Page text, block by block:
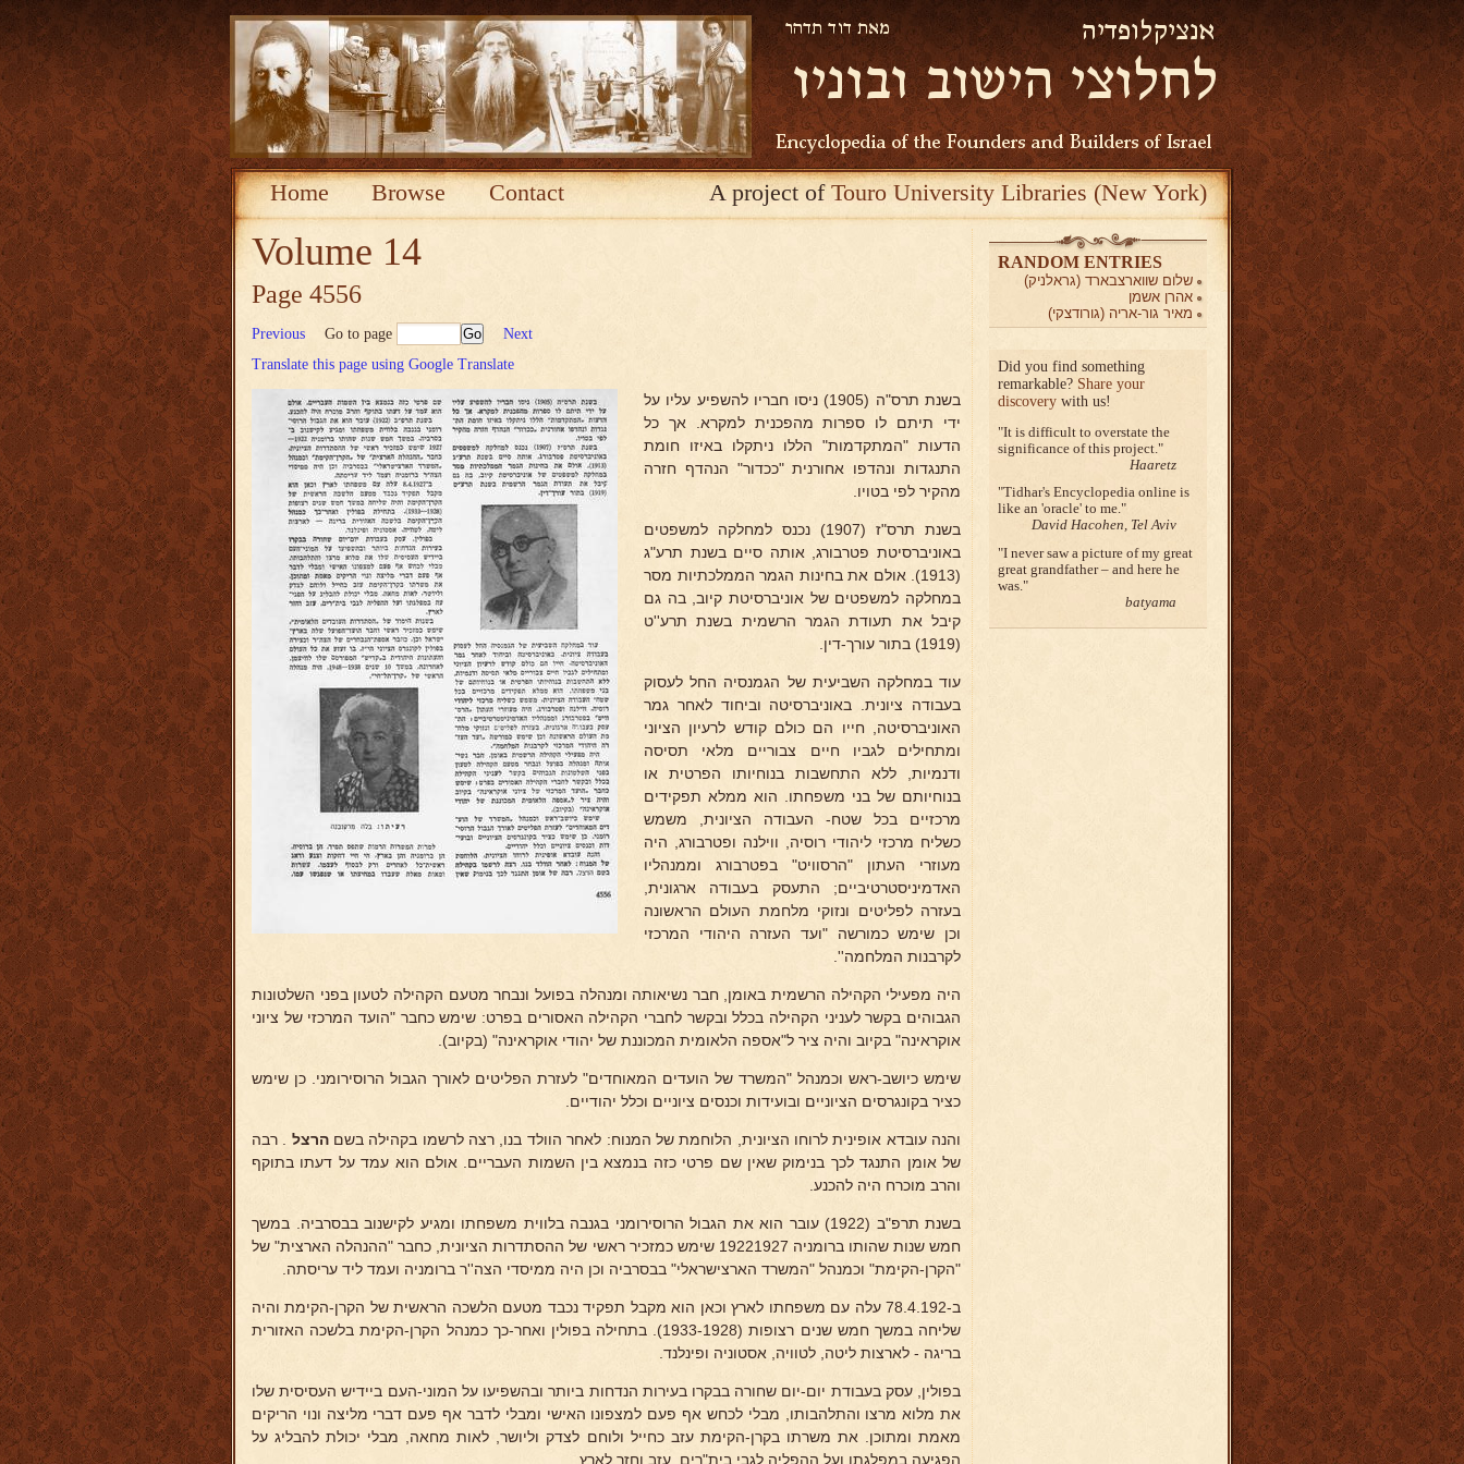
Home Browse Contact A project ofTouro University Libraries (New York)
Volume 14
Page 4556
Previous Go to page
Next
Translate this page using Google Translate
בשנת תרס"ה (1905) ניסו חבריו להשפיע עליו על
ידי תיתם לו ספרות מהפכנית למקרא. אך כל
הדעות "המתקדמות" הללו ניתקלו באיזו חומת
התנגדות ונהדפו אחורנית "ככדור" הנהדף חזרה
מהקיר לפי בטויו.
בשנת תרס"ז (1907) נכנס למחלקה למשפטים
באוניברסיטת פטרבורג, אותה סיים בשנת תרע"ג
(1913). אולם את בחינות הגמר הממלכתיות מסר
במחלקה למשפטים של אוניברסיטת קיוב, בה גם
קיבל את תעודת הגמר הרשמית בשנת תרע''ט
(1919) בתור עורך-דין.
עוד במחלקה השביעית של הגמנסיה החל לעסוק
בעבודה ציונית. באוניברסיטה וביחוד לאחר גמר
האוניברסיטה, חייו הם כולם קודש לרעיון הציוני
ומתחילים לגביו חיים צבוריים מלאי תסיסה
ודנמיות, ללא התחשבות בנוחיותו הפרטית או
בנוחיותם של בני משפחתו. הוא ממלא תפקידים
מרכזיים בכל שטח- העבודה הציונית, משמש
כשליח מרכזי ליהודי רוסיה, ווילנה ופטרבורג, היה
מעוזרי העתון "הרסוויט" בפטרבורג וממנהליו
האדמיניסטרטיביים; התעסק בעבודה ארגונית,
בעזרה לפליטים ונזוקי מלחמת העולם הראשונה
וכן שימש כמורשה "ועד העזרה היהודי המרכזי
לקרבנות המלחמה''.
היה מפעילי הקהילה הרשמית באומן, חבר נשיאותה ומנהלה בפועל ונבחר מטעם הקהילה לטעון בפני השלטונות
הגבוהים בקשר לעניני הקהילה בכלל ובקשר לחברי הקהילה האסורים בפרט: שימש כחבר "הועד המרכזי של ציוני
אוקראינה" בקיוב והיה ציר ל"אספה הלאומית המכוננת של יהודי אוקראינה" (בקיוב).
שימש כיושב-ראש וכמנהל "המשרד של הועדים המאוחדים" לעזרת הפליטים לאורך הגבול הרוסירומני. כן שימש
כציר בקונגרסים הציוניים ובועידות וכנסים ציוניים וכלל יהודיים.
והנה עובדא אופינית לרוחו הציונית, הלוחמת של המנוח: לאחר הוולד בנו, רצה לרשמו בקהילה בשםהרצל . רבה
של אומן התנגד לכך בנימוק שאין שם פרטי כזה בנמצא בין השמות העבריים. אולם הוא עמד על דעתו בתוקף
והרב מוכרח היה להכנע.
בשנת תרפ"ב (1922) עובר הוא את הגבול הרוסירומני בגנבה בלווית משפחתו ומגיע לקישנוב בבסרביה. במשך
חמש שנות שהותו ברומניה 19221927 שימש כמזכיר ראשי של ההסתדרות הציונית, כחבר "ההנהלה הארצית" של
"הקרן-הקימת" וכמנהל "המשרד הארצישראלי" בבסרביה וכן היה ממיסדי הצה''ר ברומניה ועמד ליד עריסתה.
ב-78.4.192 עלה עם משפחתו לארץ וכאן הוא מקבל תפקיד נכבד מטעם הלשכה הראשית של הקרן-הקימת והיה
שליחה במשך חמש שנים רצופות (1933-1928). בתחילה בפולין ואחר-כך כמנהל הקרן-הקימת בלשכה האזורית
בריגה - לארצות ליטה, לטוויה, אסטוניה ופינלנד.
בפולין, עסק בעבודת יום-יום שחורה בבקרו בעירות הנדחות ביותר ובהשפיעו על המוני-העם ביידיש העסיסית שלו
את מלוא מרצו והתלהבותו, מבלי לכחש אף פעם למצפונו האישי ומבלי לדבר אף פעם דברי מליצה ונוי הריקים
מאמת ומתוכן. את משרתו בקרן-הקימת עזב כחייל ולוחם לצדק וליושר, לאות מחאה, מבלי יכולת להבליג על
הפגיעה במפלגתו ועל ההפליה לגבי בית"רים. עזב וחזר לארץ.
RANDOM ENTRIES
שלום שווארצבארד (גראלניק)
אהרן אשמן
מאיר גור-אריה (גורודצקי)
Did you find something
remarkable? Share your
discovery with us!
It is difficult to overstate the
significance of this project.
Haaretz
Tidhar's Encyclopedia online is
like an 'oracle' to me.
David Hacohen, Tel Aviv
I never saw a picture of my great
great grandfather – and here he
was.
batyama